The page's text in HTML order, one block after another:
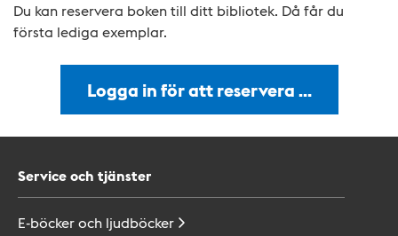
Du kan reservera boken till ditt bibliotek. Då får du
första lediga exemplar.
Logga in för att reservera …
Service och tjänster
E-böcker och ljudböcker